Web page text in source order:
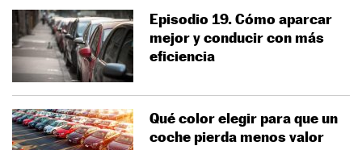
Episodio 19. Cómo aparcar
mejor y conducir con más
eficiencia
Qué color elegir para que un
coche pierda menos valor